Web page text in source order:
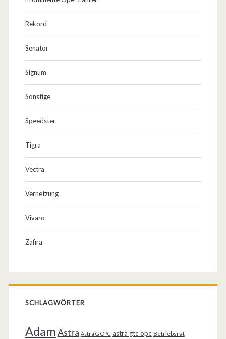
Rekord
Senator
Signum
Sonstige
Speedster
Tigra
Vectra
Vernetzung
Vivaro
Zafira
SCHLAGWÖRTER
AdamAstra Astra G OPC astra gtc opc Betriebsrat